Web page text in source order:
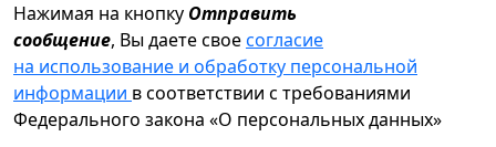
Нажимая на кнопку Отправить
сообщение, Вы даете своесогласие
на использование и обработку персональной
информации в соответствии с требованиями
Федерального закона «О персональных данных»